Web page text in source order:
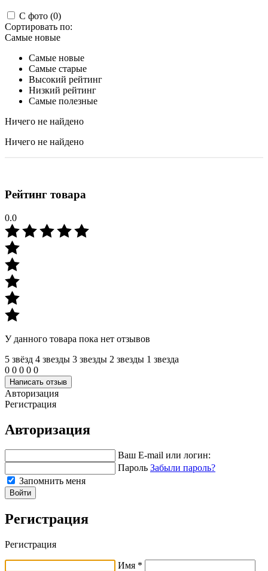
С фото (0)
Сортировать по:
Самые новые
Самые новые
Самые старые
Высокий рейтинг
Низкий рейтинг
Самые полезные
Ничего не найдено
Ничего не найдено
Рейтинг товара
0.0
У данного товара пока нет отзывов
5 звёзд 4 звeзды 3 звeзды 2 звeзды 1 звeзда
0 0 0 0 0
Написать отзыв
Авторизация
Регистрация
Авторизация
Ваш E-mail или логин:
Пароль Забыли пароль?
Запомнить меня
Войти
Регистрация
Регистрация
Имя *